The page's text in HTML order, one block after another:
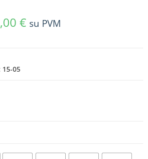
€ su PVM
15-05